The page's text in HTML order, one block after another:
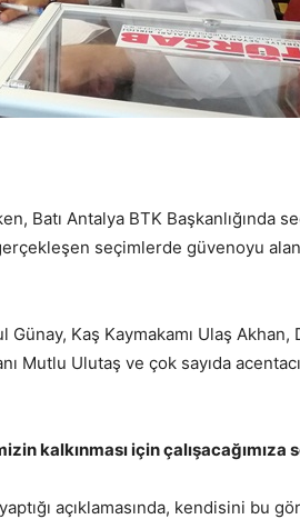
Batı Antalya BTK Başkanlığında
seçimlerde güvenoyu
Kaş Kaymakamı Ulaş Akhan,
Mutlu Ulutaş ve çok sayıda
kalkınması için çalışacağımıza
açıklamasında, kendisini bu